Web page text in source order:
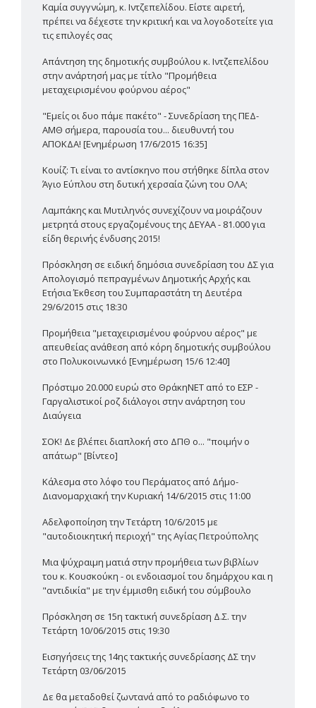
Καμία συγγνώμη, κ. Ιντζεπελίδου. Είστε αιρετή,
πρέπει να δέχεστε την κριτική και να λογοδοτείτε για
τις επιλογές σας
Απάντηση της δημοτικής συμβούλου κ. Ιντζεπελίδου
στην ανάρτησή μας με τίτλο "Προμήθεια
μεταχειρισμένου φούρνου αέρος"
"Εμείς οι δυο πάμε πακέτο" - Συνεδρίαση της ΠΕΔ-
ΑΜΘ σήμερα, παρουσία του... διευθυντή του
ΑΠΟΚΔΑ! [Ενημέρωση 17/6/2015 16:35]
Κουίζ: Τι είναι το αντίσκηνο που στήθηκε δίπλα στον
Άγιο Εύπλου στη δυτική χερσαία ζώνη του ΟΛΑ;
Λαμπάκης και Μυτιληνός συνεχίζουν να μοιράζουν
μετρητά στους εργαζομένους της ΔΕΥΑΑ - 81.000 για
είδη θερινής ένδυσης 2015!
Πρόσκληση σε ειδική δημόσια συνεδρίαση του ΔΣ για
Απολογισμό πεπραγμένων Δημοτικής Αρχής και
Ετήσια Έκθεση του Συμπαραστάτη τη Δευτέρα
29/6/2015 στις 18:30
Προμήθεια "μεταχειρισμένου φούρνου αέρος" με
απευθείας ανάθεση από κόρη δημοτικής συμβούλου
στο Πολυκοινωνικό [Ενημέρωση 15/6 12:40]
Πρόστιμο 20.000 ευρώ στο ΘράκηΝΕΤ από το ΕΣΡ -
Γαργαλιστικοί ροζ διάλογοι στην ανάρτηση του
Διαύγεια
ΣΟΚ! Δε βλέπει διαπλοκή στο ΔΠΘ ο... "ποιμήν ο
απάτωρ" [Βίντεο]
Κάλεσμα στο λόφο του Περάματος από Δήμο-
Διανομαρχιακή την Κυριακή 14/6/2015 στις 11:00
Αδελφοποίηση την Τετάρτη 10/6/2015 με
"αυτοδιοικητική περιοχή" της Αγίας Πετρούπολης
Μια ψύχραιμη ματιά στην προμήθεια των βιβλίων
του κ. Κουσκούκη - οι ενδοιασμοί του δημάρχου και η
"αντιδικία" με την έμμισθη ειδική του σύμβουλο
Πρόσκληση σε 15η τακτική συνεδρίαση Δ.Σ. την
Τετάρτη 10/06/2015 στις 19:30
Εισηγήσεις της 14ης τακτικής συνεδρίασης ΔΣ την
Τετάρτη 03/06/2015
Δε θα μεταδοθεί ζωντανά από το ραδιόφωνο το